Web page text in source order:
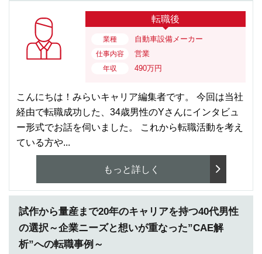
転職後
業種 自動車設備メーカー
仕事内容 営業
年収 490万円
こんにちは！みらいキャリア編集者です。 今回は当社
経由で転職成功した、34歳男性のYさんにインタビュ
ー形式でお話を伺いました。 これから転職活動を考え
ている方や...
もっと詳しく
試作から量産まで20年のキャリアを持つ40代男性
の選択～企業ニーズと想いが重なった”CAE解
析”への転職事例～